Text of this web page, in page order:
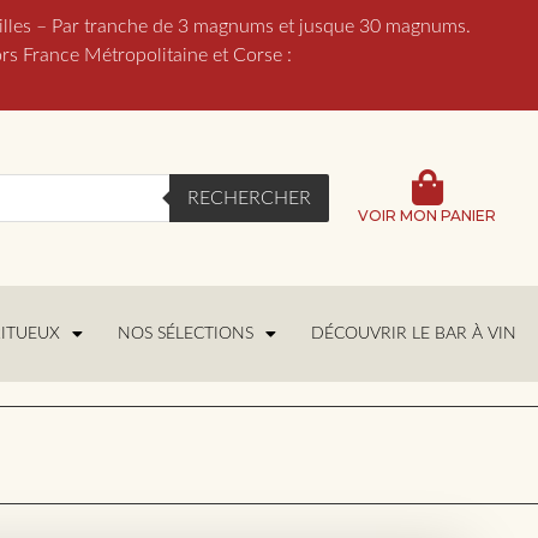
– Par tranche de 3 magnums et jusque 30 magnums.
France Métropolitaine et Corse :
RECHERCHER
VOIR MON PANIER
NOS SÉLECTIONS DÉCOUVRIR LE BAR À VIN